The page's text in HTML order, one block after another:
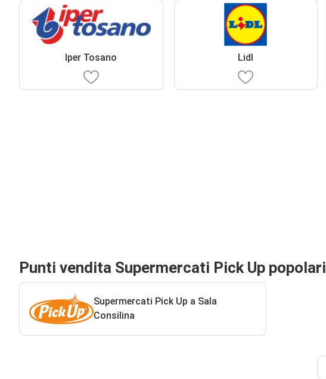
Iper Tosano Lidl
Punti vendita Supermercati Pick Up popolari
Supermercati Pick Up a Sala
Consilina